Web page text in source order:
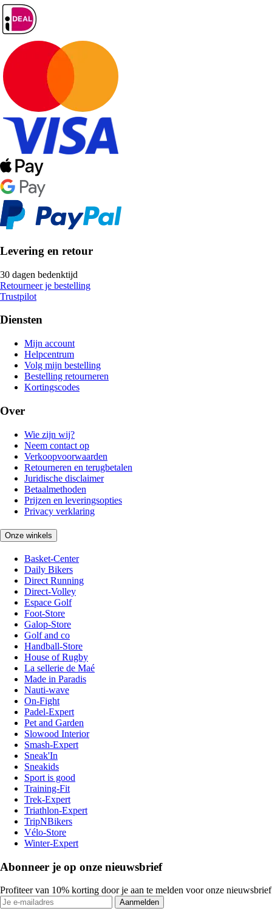
Levering en retour
30 dagen bedenktijd
Retourneer je bestelling
Trustpilot
Diensten
Mijn account
Helpcentrum
Volg mijn bestelling
Bestelling retourneren
Kortingscodes
Over
Wie zijn wij?
Neem contact op
Verkoopvoorwaarden
Retourneren en terugbetalen
Juridische disclaimer
Betaalmethoden
Prijzen en leveringsopties
Privacy verklaring
Onze winkels
Basket-Center
Daily Bikers
Direct Running
Direct-Volley
Espace Golf
Foot-Store
Galop-Store
Golf and co
Handball-Store
House of Rugby
La sellerie de Maé
Made in Paradis
Nauti-wave
On-Fight
Padel-Expert
Pet and Garden
Slowood Interior
Smash-Expert
Sneak'In
Sneakids
Sport is good
Training-Fit
Trek-Expert
Triathlon-Expert
TripNBikers
Vélo-Store
Winter-Expert
Abonneer je op onze nieuwsbrief
Profiteer van 10% korting door je aan te melden voor onze nieuwsbrief
Aanmelden